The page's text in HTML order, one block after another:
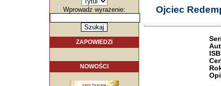
Wprowadz wyrażenie:
ZAPOWIEDZI
NOWOŚCI
Ojciec